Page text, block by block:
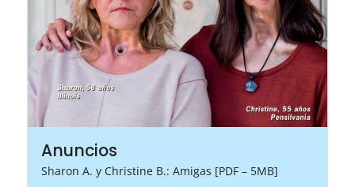
Anuncios
Sharon A. y Christine B.: Amigas [PDF – 5MB]